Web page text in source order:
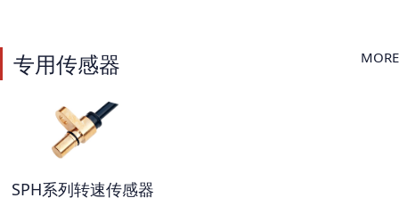
专用传感器 MORE
SPH系列转速传感器